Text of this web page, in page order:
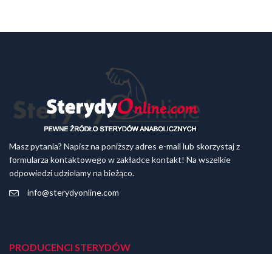
Masz pytania? Napisz na poniższy adres e-mail lub skorzystaj z
formularza kontaktowego w zakładce kontakt! Na wszelkie
odpowiedzi udzielamy na bieżąco.
info@sterydyonline.com
PRODUCENCI STERYDÓW